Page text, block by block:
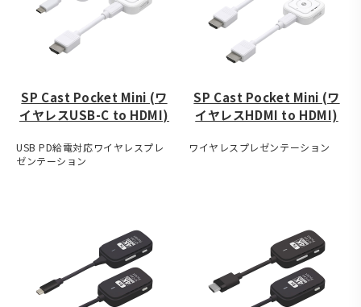
SP Cast Pocket Mini (ワ
イヤレスUSB-C to HDMI)
USB PD給電対応ワイヤレスプレ
ゼンテーション
SP Cast Pocket Mini (ワ
イヤレスHDMI to HDMI)
ワイヤレスプレゼンテーション